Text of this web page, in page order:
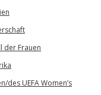
der Frauen
des UEFA Women’s